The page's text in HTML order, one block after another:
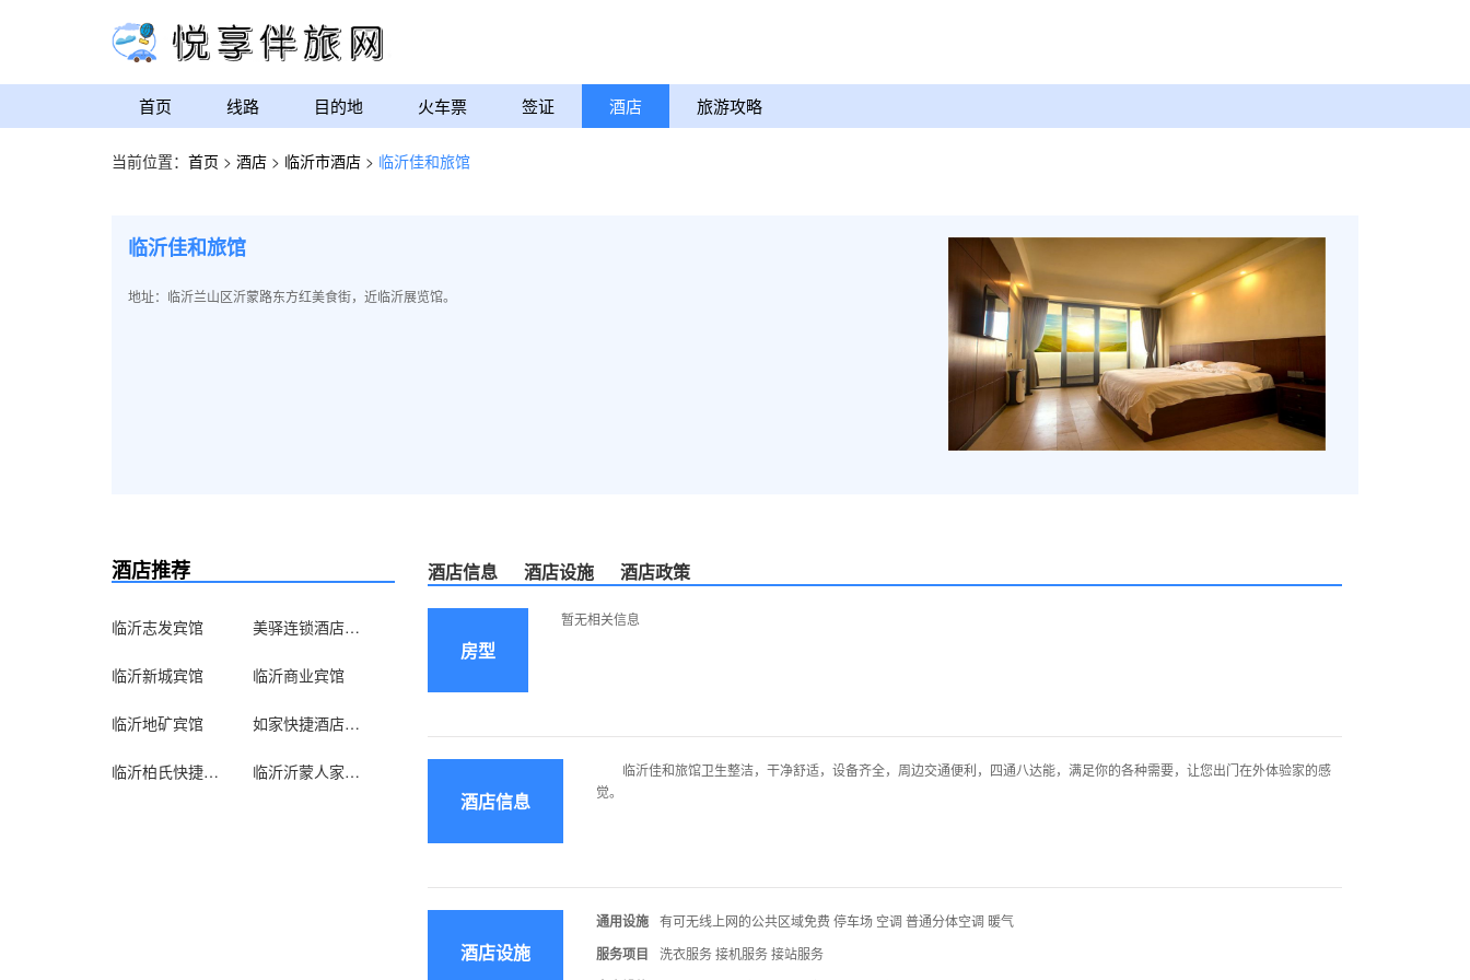
首页 线路 目的地 火车票 签证 酒店 旅游攻略
当前位置： 首页 > 酒店 > 临沂市酒店 > 临沂佳和旅馆
临沂佳和旅馆
地址：临沂兰山区沂蒙路东方红美食街，近临沂展览馆。
酒店推荐
临沂志发宾馆 美驿连锁酒店临沂金一店
临沂新城宾馆 临沂商业宾馆
临沂地矿宾馆 如家快捷酒店（临沂银雀山路店）
临沂柏氏快捷酒店 临沂沂蒙人家自助公寓
酒店信息 酒店设施 酒店政策
房型
暂无相关信息
酒店信息
临沂佳和旅馆卫生整洁，干净舒适，设备齐全，周边交通便利，四通八达能，满足你的各种需要，让您出门在外体验家的感
觉。
酒店设施
通用设施 有可无线上网的公共区域免费 停车场 空调 普通分体空调 暖气
服务项目 洗衣服务 接机服务 接站服务